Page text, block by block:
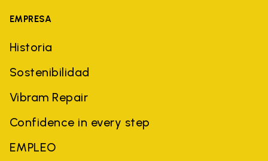
EMPRESA
Historia
Sostenibilidad
Vibram Repair
Confidence in every step
EMPLEO